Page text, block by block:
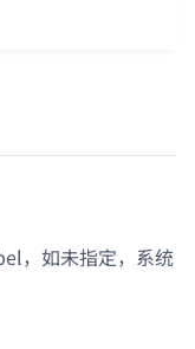
，如未指定，系统